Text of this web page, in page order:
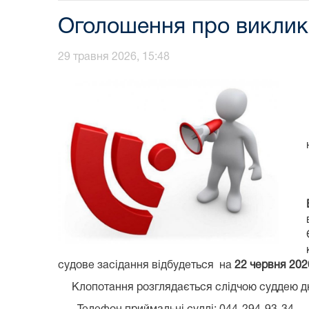
Оголошення про
29 травня 2026, 15:48
судове засідання відбудеться на 22 червня
Клопотання розглядається слідчою суддею